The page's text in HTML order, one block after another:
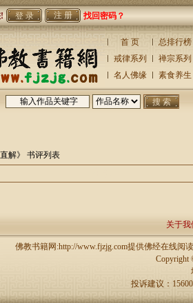
注 册 找回密码？
首 页 总排行榜
戒律系列
禅宗系列
名人佛缘
素食养生
解》 书评列表
关于我
佛教书籍网:http://www.fjzjg.com提供佛经在线阅
Copyright
投诉建议：